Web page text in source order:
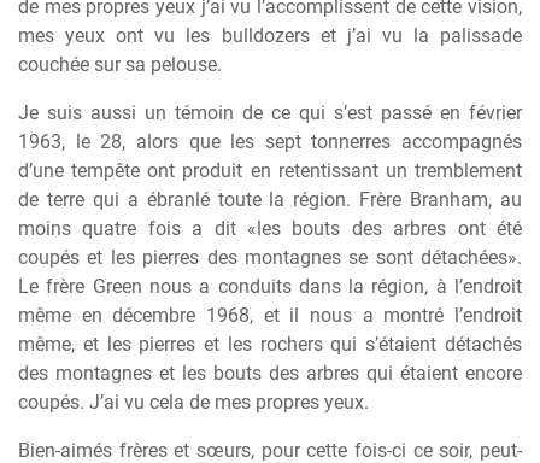
de mes propres yeux j’ai vu l’accomplissent de cette vision,
mes yeux ont vu les bulldozers et j’ai vu la palissade
couchée sur sa pelouse.
Je suis aussi un témoin de ce qui s’est passé en février
1963, le 28, alors que les sept tonnerres accompagnés
d’une tempête ont produit en retentissant un tremblement
de terre qui a ébranlé toute la région. Frère Branham, au
moins quatre fois a dit «les bouts des arbres ont été
coupés et les pierres des montagnes se sont détachées».
Le frère Green nous a conduits dans la région, à l’endroit
même en décembre 1968, et il nous a montré l’endroit
même, et les pierres et les rochers qui s’étaient détachés
des montagnes et les bouts des arbres qui étaient encore
coupés. J’ai vu cela de mes propres yeux.
Bien-aimés frères et sœurs, pour cette fois-ci ce soir, peut-